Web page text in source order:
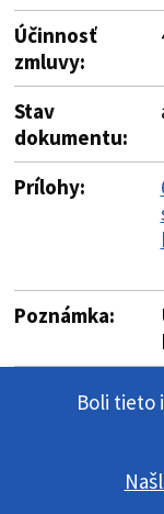
Účinnosť
zmluvy:
Stav
dokumentu:
Prílohy:
Poznámka:
Boli tieto